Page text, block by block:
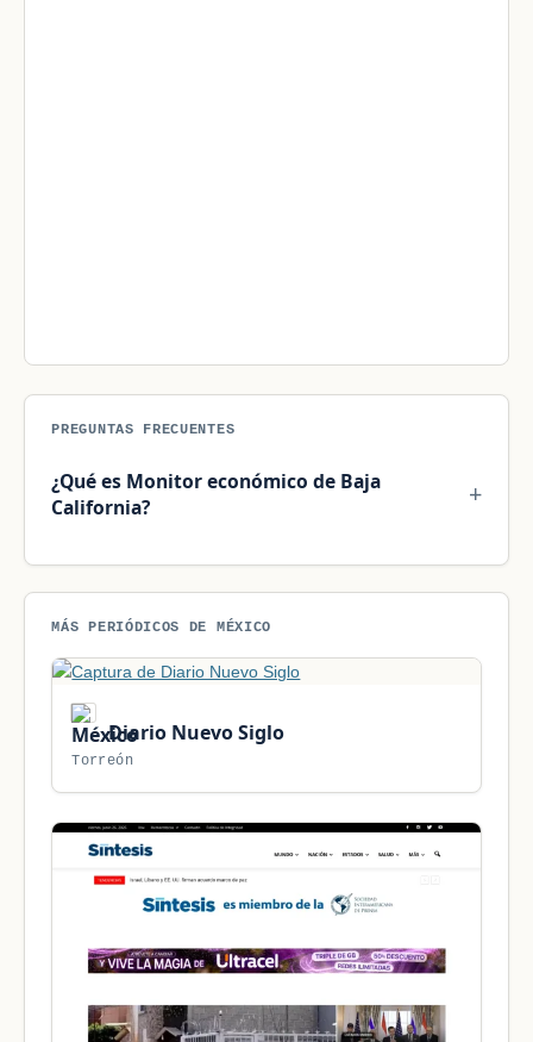
PREGUNTAS FRECUENTES
¿Qué es Monitor económico de Baja
California?
MÁS PERIÓDICOS DE MÉXICO
Diario Nuevo Siglo
Torreón